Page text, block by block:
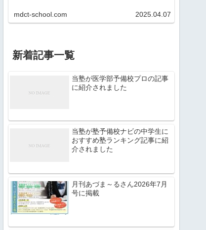
mdct-school.com 2025.04.07
新着記事一覧
当塾が医学部予備校プロの記事
に紹介されました
当塾が塾予備校ナビの中学生に
おすすめ塾ランキング記事に紹
介されました
月刊あづま～るさん2026年7月
号に掲載